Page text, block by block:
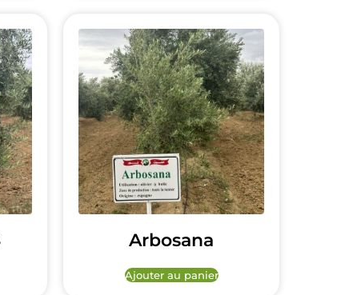
Arbosana
Ajouter au panier